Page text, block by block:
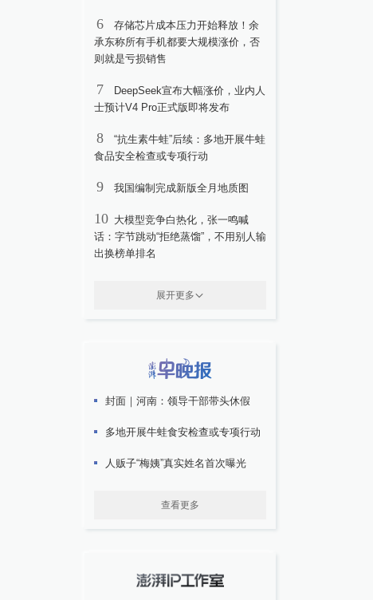
6
存储芯片成本压力开始释放！余
承东称所有手机都要大规模涨价，否
则就是亏损销售
7
DeepSeek宣布大幅涨价，业内人
士预计V4 Pro正式版即将发布
8
“抗生素牛蛙”后续：多地开展牛蛙
食品安全检查或专项行动
9 我国编制完成新版全月地质图
10 大模型竞争白热化，张一鸣喊
话：字节跳动“拒绝蒸馏”，不用别人输
出换榜单排名
展开更多
封面｜河南：领导干部带头休假
多地开展牛蛙食安检查或专项行动
人贩子“梅姨”真实姓名首次曝光
查看更多